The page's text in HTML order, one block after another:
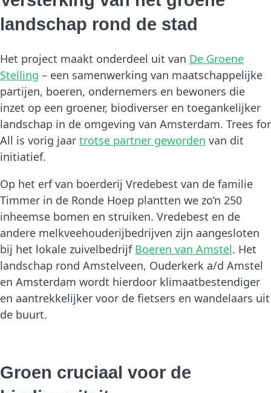
landschap rond de stad
Het project maakt onderdeel uit van De Groene
Stelling – een samenwerking van maatschappelijke
partijen, boeren, ondernemers en bewoners die
inzet op een groener, biodiverser en toegankelijker
landschap in de omgeving van Amsterdam. Trees for
All is vorig jaar trotse partner geworden van dit
initiatief.
Op het erf van boerderij Vredebest van de familie
Timmer in de Ronde Hoep plantten we zo’n 250
inheemse bomen en struiken. Vredebest en de
andere melkveehouderijbedrijven zijn aangesloten
bij het lokale zuivelbedrijf Boeren van Amstel. Het
landschap rond Amstelveen, Ouderkerk a/d Amstel
en Amsterdam wordt hierdoor klimaatbestendiger
en aantrekkelijker voor de fietsers en wandelaars uit
de buurt.
Groen cruciaal voor de